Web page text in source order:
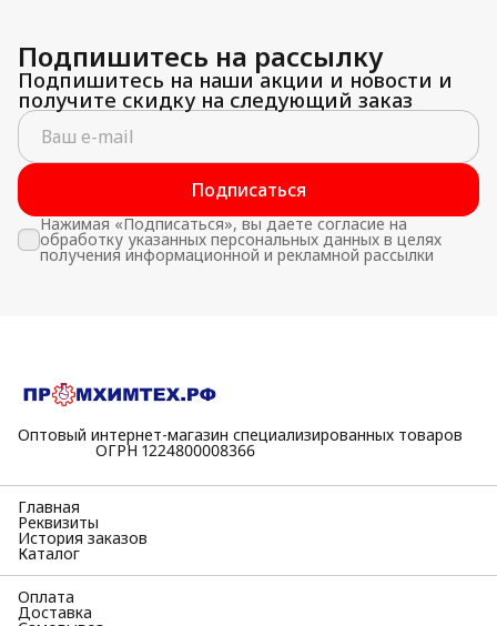
Подпишитесь на рассылку
Подпишитесь на наши акции и новости и
получите скидку на следующий заказ
Подписаться
Нажимая «Подписаться», вы даете согласие на
обработку указанных персональных данных в целях
получения информационной и рекламной рассылки
Оптовый интернет-магазин специализированных товаров
⠀⠀⠀⠀⠀⠀⠀ОГРН 1224800008366
Главная
Реквизиты
История заказов
Каталог
Оплата
Доставка